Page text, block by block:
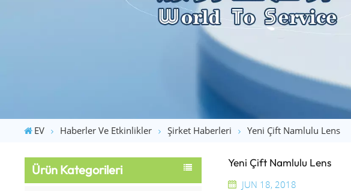
EV Haberler Ve Etkinlikler Şirket Haberleri Yeni Çift Namlulu Lens
Ürün Kategorileri Yeni Çift Namlulu Lens
JUN 18, 2018